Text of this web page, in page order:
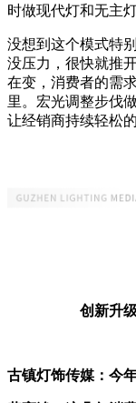
时做现代灯和无主
没想到这个模式特
没压力，很快就推
在变，消费者的需
里。宏光调整步伐
让经销商持续轻松
创新升
古镇灯饰传媒： 今